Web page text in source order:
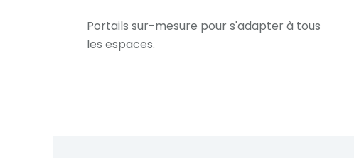
Portails sur-mesure pour s'adapter à tous
les espaces.